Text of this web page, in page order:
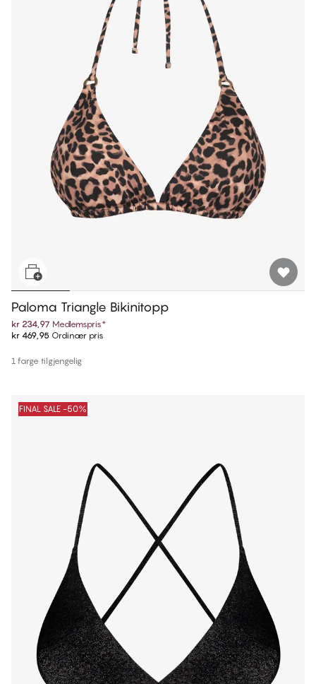
Paloma Triangle Bikinitopp
kr 234,97 Medlemspris*
kr 469,95 Ordinær pris
1 farge tilgjengelig
FINAL SALE -50%